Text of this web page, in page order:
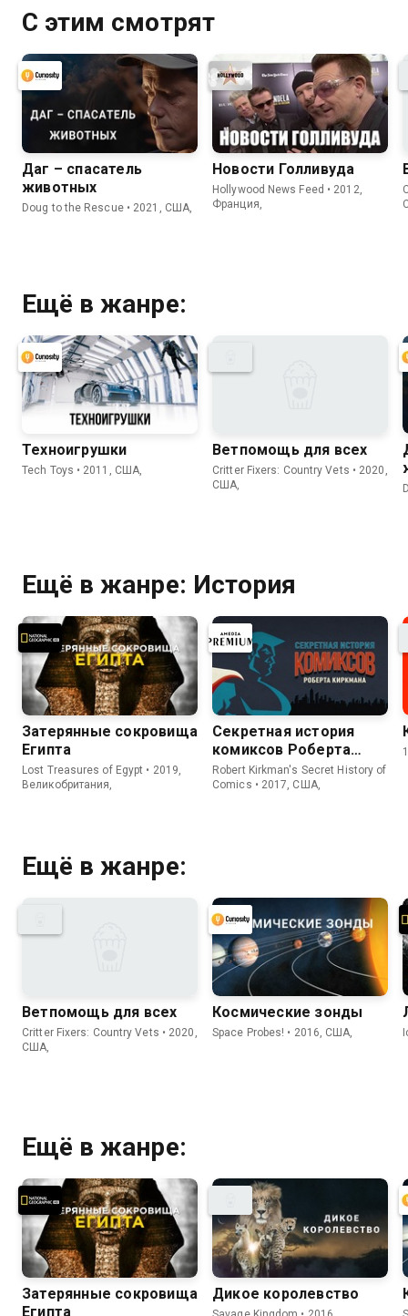
С этим смотрят
Даг – спасатель
животных
Doug to the Rescue • 2021, США,
Новости Голливуда
Hollywood News Feed • 2012,
Франция,
Ещё в жанре:
Техноигрушки
Tech Toys • 2011, США,
Ветпомощь для всех
Critter Fixers: Country Vets • 2020,
США,
Ещё в жанре: История
Затерянные сокровища
Египта
Lost Treasures of Egypt • 2019,
Великобритания,
Секретная история
комиксов Роберта
Киркмана
Robert Kirkman's Secret History of
Comics • 2017, США,
Ещё в жанре:
Ветпомощь для всех
Critter Fixers: Country Vets • 2020,
США,
Космические зонды
Space Probes! • 2016, США,
Ещё в жанре:
Затерянные сокровища
Египта
Дикое королевство